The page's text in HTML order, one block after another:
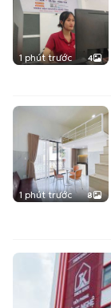
1 phút trước 4
1 phút trước 8